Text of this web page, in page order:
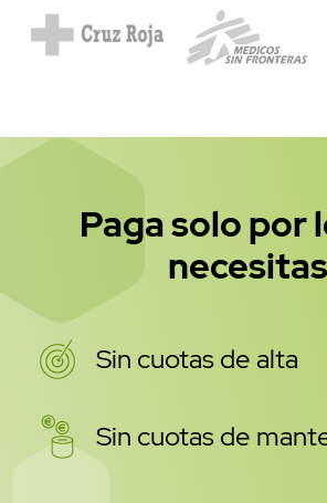
Paga solo por
necesitas
Sin cuotas de alta
Sin cuotas de